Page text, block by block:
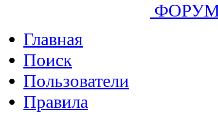
Главная
Поиск
Пользователи
Правила